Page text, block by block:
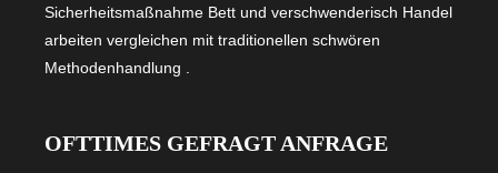
Sicherheitsmaßnahme Bett und verschwenderisch Handel
arbeiten vergleichen mit traditionellen schwören
Methodenhandlung .
OFTTIMES GEFRAGT ANFRAGE